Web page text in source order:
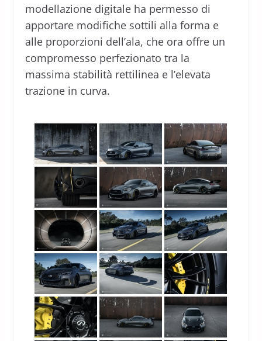
modellazione digitale ha permesso di
apportare modifiche sottili alla forma e
alle proporzioni dell’ala, che ora offre un
compromesso perfezionato tra la
massima stabilità rettilinea e l’elevata
trazione in curva.